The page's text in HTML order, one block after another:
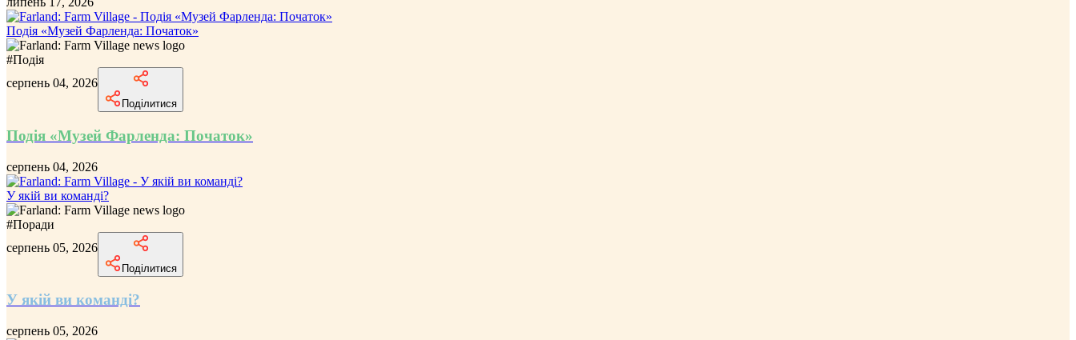
Подія «Музей Фарленда: Початок»
#Подія
серпень 04, 2026
Поділитися
Подія «Музей Фарленда: Початок»
серпень 04, 2026
У якій ви команді?
#Поради
серпень 05, 2026
Поділитися
У якій ви команді?
серпень 05, 2026